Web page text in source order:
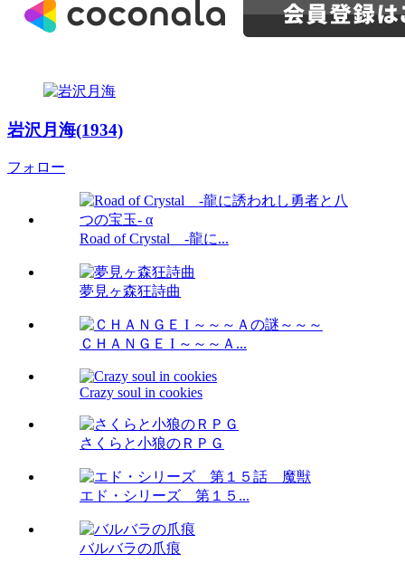
岩沢月海(1934)
フォロー
Road of Crystal -龍に...
夢見ヶ森狂詩曲
ＣＨＡＮＧＥ I ～～～Ａ...
Crazy soul in cookies
さくらと小狼のＲＰＧ
エド・シリーズ 第１５...
バルバラの爪痕